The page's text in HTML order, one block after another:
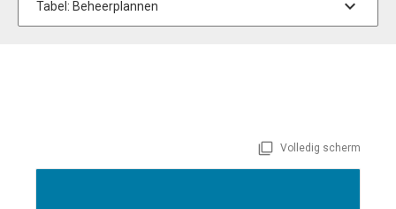
Volledig scherm